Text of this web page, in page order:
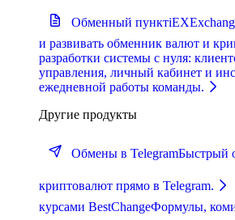
Обменный пункт
и развивать обменник валют и
разработки системы с нуля:
управления, личный кабинет и
ежедневной работы команды.
Другие продукты
Обмены в TelegramБыстрый
криптовалют прямо в Telegram.
курсами BestChangeФормулы,